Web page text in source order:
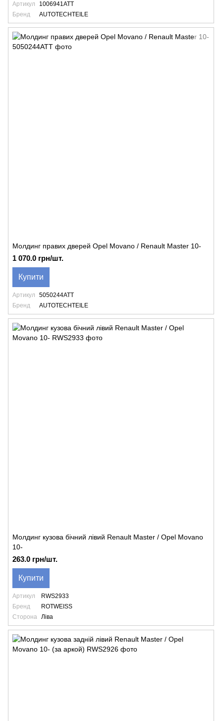
Артикул
1006941ATT
Бренд
AUTOTECHTEILE
Молдинг правих дверей Opel Movano / Renault Master 10-
1 070.0 грн/шт.
Купити
Артикул
5050244ATT
Бренд
AUTOTECHTEILE
Молдинг кузова бічний лівий Renault Master / Opel Movano
10-
263.0 грн/шт.
Купити
Артикул
RWS2933
Бренд
ROTWEISS
Сторона Ліва